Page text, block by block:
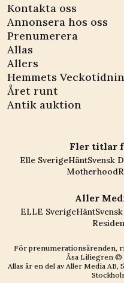
Kontakta oss
Annonsera hos oss
Prenumerera
Allas
Allers
Hemmets
Året runt
Antik auktion
Fler titlar
Elle SverigeHäntSvensk
Motherhood
Aller
ELLE SverigeHänt
För prenumerationsärenden,
Åsa Liliegren ©
Allas är en del av Aller Media AB,